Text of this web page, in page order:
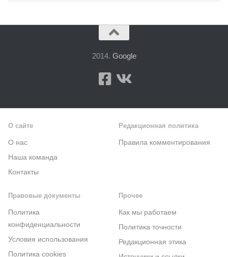
2014. Google
О сайте
О нас
Наша команда
Контакты
Редакционная политика
Правила комментирования
Правовые документы
Политика
конфиденциальности
Условия использования
Политика cookies
Прочее
Как мы работаем
Политика точности
Редакционная этика